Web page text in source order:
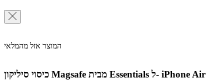
המוצר אזל מהמלאי
כיסוי סיליקון Magsafe מבית Essentials ל- iPhone Air